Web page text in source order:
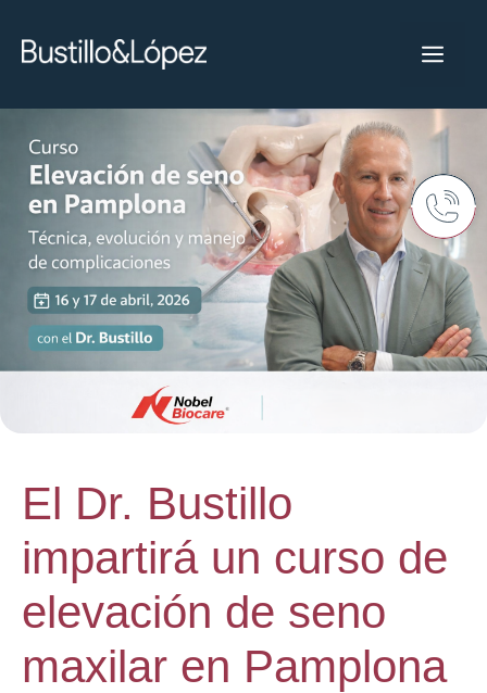
El Dr. Bustillo
impartirá un curso de
elevación de seno
maxilar en Pamplona